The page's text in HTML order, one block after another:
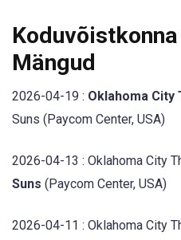
Mängud
2026-04-19 : Oklahoma City
Suns (Paycom Center, USA)
2026-04-13 : Oklahoma City
Suns (Paycom Center, USA)
2026-04-11 : Oklahoma City